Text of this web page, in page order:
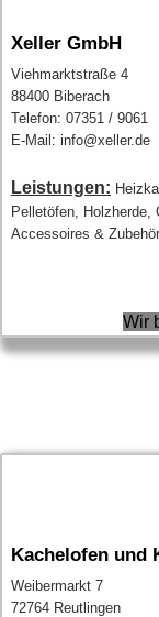
Xeller GmbH
Viehmarktstraße 4
88400 Biberach
Telefon: 07351 / 9061
E-Mail: info@xeller.de
Leistungen:
Pelletöfen, Holzherde,
Accessoires &
Wir
Kachelofen und
Weibermarkt 7
72764 Reutlingen